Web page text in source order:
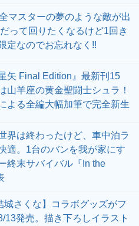
全マスターの夢のような敵が出
って回りたくなるけど1回き
定なのでお忘れなく!!
矢 Final Edition』最新刊15
山羊座の黄金聖闘士シュラ！
よる全編大幅加筆で完全新生
界は終わったけど、車中泊ラ
適。1台のバンを我が家にす
終末サバイバル『In the
城さくな】コラボグッズがフ
13発売。描き下ろしイラスト